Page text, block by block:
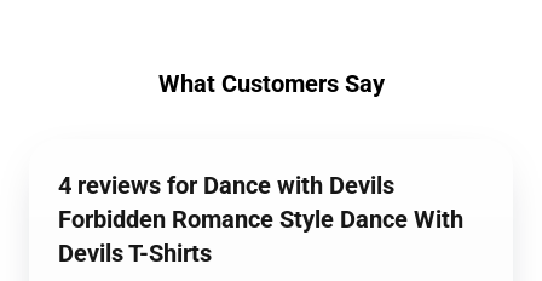
What Customers Say
4 reviews for Dance with Devils
Forbidden Romance Style Dance With
Devils T-Shirts